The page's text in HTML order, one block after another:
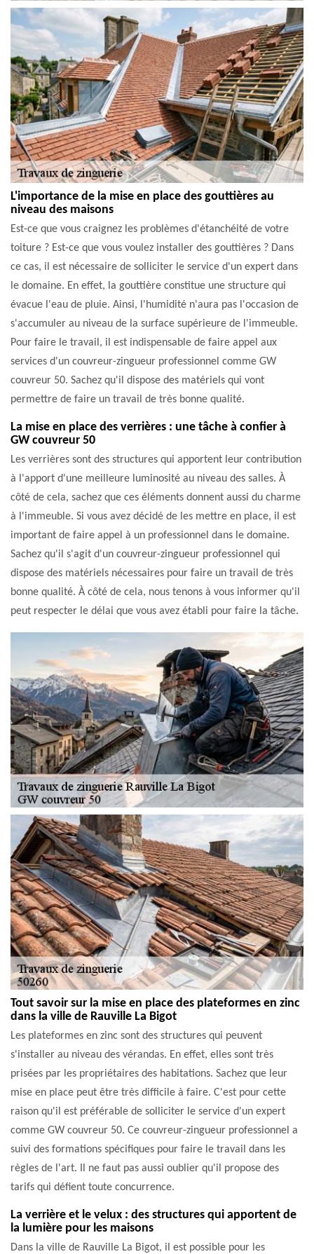
L'importance de la mise en place des gouttières au
niveau des maisons
Est-ce que vous craignez les problèmes d'étanchéité de votre
toiture ? Est-ce que vous voulez installer des gouttières ? Dans
ce cas, il est nécessaire de solliciter le service d'un expert dans
le domaine. En effet, la gouttière constitue une structure qui
évacue l'eau de pluie. Ainsi, l'humidité n'aura pas l'occasion de
s'accumuler au niveau de la surface supérieure de l'immeuble.
Pour faire le travail, il est indispensable de faire appel aux
services d'un couvreur-zingueur professionnel comme GW
couvreur 50. Sachez qu'il dispose des matériels qui vont
permettre de faire un travail de très bonne qualité.
La mise en place des verrières : une tâche à confier à
GW couvreur 50
Les verrières sont des structures qui apportent leur contribution
à l'apport d'une meilleure luminosité au niveau des salles. À
côté de cela, sachez que ces éléments donnent aussi du charme
à l'immeuble. Si vous avez décidé de les mettre en place, il est
important de faire appel à un professionnel dans le domaine.
Sachez qu'il s'agit d'un couvreur-zingueur professionnel qui
dispose des matériels nécessaires pour faire un travail de très
bonne qualité. À côté de cela, nous tenons à vous informer qu'il
peut respecter le délai que vous avez établi pour faire la tâche.
Tout savoir sur la mise en place des plateformes en zinc
dans la ville de Rauville La Bigot
Les plateformes en zinc sont des structures qui peuvent
s'installer au niveau des vérandas. En effet, elles sont très
prisées par les propriétaires des habitations. Sachez que leur
mise en place peut être très difficile à faire. C'est pour cette
raison qu'il est préférable de solliciter le service d'un expert
comme GW couvreur 50. Ce couvreur-zingueur professionnel a
suivi des formations spécifiques pour faire le travail dans les
règles de l'art. Il ne faut pas aussi oublier qu'il propose des
tarifs qui défient toute concurrence.
La verrière et le velux : des structures qui apportent de
la lumière pour les maisons
Dans la ville de Rauville La Bigot, il est possible pour les